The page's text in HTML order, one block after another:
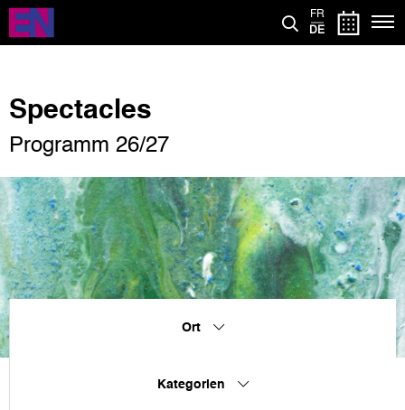
Direkt
zum
Inhalt
FR
DE
Spectacles
Programm 26/27
Ort
Kategorien